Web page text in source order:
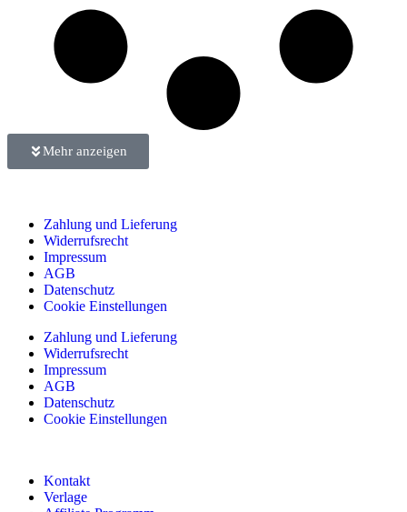
Mehr anzeigen
Zahlung und Lieferung
Widerrufsrecht
Impressum
AGB
Datenschutz
Cookie Einstellungen
Zahlung und Lieferung
Widerrufsrecht
Impressum
AGB
Datenschutz
Cookie Einstellungen
Kontakt
Verlage